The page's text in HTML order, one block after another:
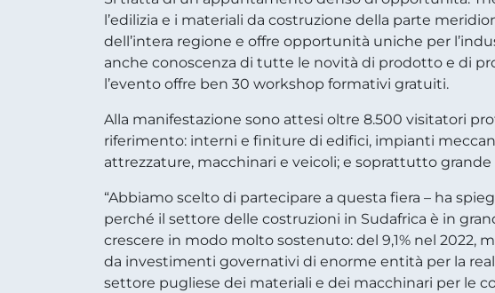
l’edilizia e i materiali da costruzione della parte
dell’intera regione e offre opportunità uniche per
anche conoscenza di tutte le novità di prodotto e di
l’evento offre ben 30 workshop formativi gratuiti.
Alla manifestazione sono attesi oltre 8.500 visitatori
riferimento: interni e finiture di edifici, impianti
attrezzature, macchinari e veicoli; e soprattutto
“Abbiamo scelto di partecipare a questa fiera – ha
perché il settore delle costruzioni in Sudafrica è in
crescere in modo molto sostenuto: del 9,1% nel 2022,
da investimenti governativi di enorme entità per la
settore pugliese dei materiali e dei macchinari per le